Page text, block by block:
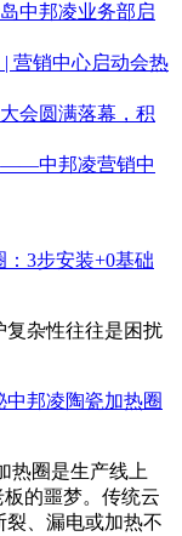
中邦凌业务部启
营销中心启动会热
会圆满落幕，积
——中邦凌营销中
3步安装+0基础
复杂性往往是困扰
邦凌陶瓷加热圈
热圈是生产线上
的噩梦。传统云
、漏电或加热不